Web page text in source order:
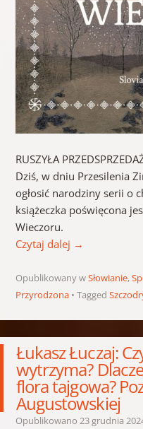
RUSZYŁA
Dziś, w dniu Przesilenia
ogłosić narodziny serii o
książeczka poświęcona
Wieczoru.
Czytaj dalej →
Opublikowany wSłowianie,
Przyrodzona
Tagged
Łukasz Łuczaj:
wytrzyma?
flora tajgowa?
Augustowskiej
Opublikowano 23 grudnia